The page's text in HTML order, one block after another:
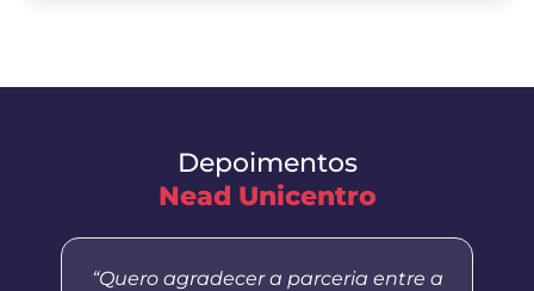
Depoimentos
Nead Unicentro
“Quero agradecer a parceria entre a